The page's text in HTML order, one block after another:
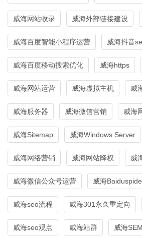
威海网站收录 威海外部链接建设
威海百度智能小程序运营 威海抖音
威海百度移动搜索优化 威海https
威海网站运营 威海虚拟主机 威
威海服务器 威海微信营销 威海
威海Sitemap 威海Windows Server
威海网络营销 威海网站降权 威
威海微信公众号运营 威海
威海seo流程 威海301永久重定向
威海seo观点 威海站群 威海SEM